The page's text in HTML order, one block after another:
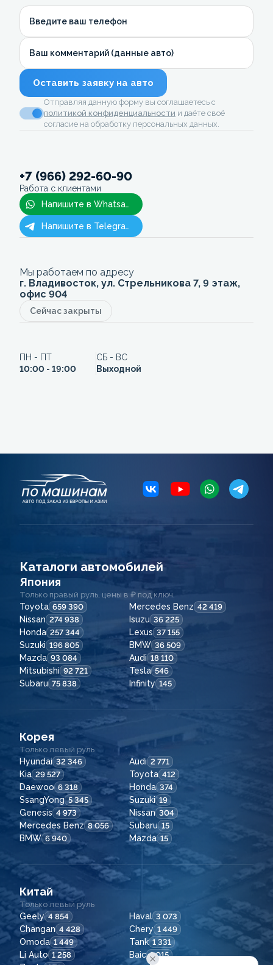
Введите ваш телефон
Ваш комментарий (данные авто)
Оставить заявку на авто
Отправляя данную форму вы соглашаетесь с
политикой конфиденциальности и даёте своё
согласие на обработку персональных данных.
+7 (966) 292-60-90
Работа с клиентами
Напишите в Whatsapp
Напишите в Telegram
Мы работаем по адресу
г. Владивосток, ул. Стрельникова 7, 9 этаж,
офис 904
Сейчас закрыты
ПН - ПТ
10:00 - 19:00
СБ - ВС
Выходной
Каталоги автомобилей
Япония
Только правый руль, цены в ₽ под ключ.
Toyota 659 390 Mercedes Benz 42 419
Nissan 274 938 Isuzu 36 225
Honda 257 344 Lexus 37 155
Suzuki 196 805 BMW 36 509
Mazda 93 084 Audi 18 110
Mitsubishi 92 721 Tesla 546
Subaru 75 838 Infinity 145
Корея
Только левый руль
Hyundai 32 346 Audi 2 771
Kia 29 527 Toyota 412
Daewoo 6 318 Honda 374
SsangYong 5 345 Suzuki 19
Genesis 4 973 Nissan 304
Mercedes Benz 8 056 Subaru 15
BMW 6 940 Mazda 15
Китай
Только левый руль
Geely 4 854 Haval 3 073
Changan 4 428 Chery 1 449
Omoda 1 449 Tank 1 331
Li Auto 1 258 Baic 1 015